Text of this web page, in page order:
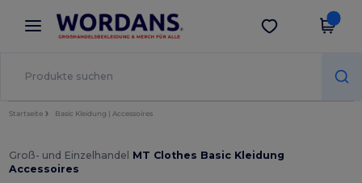
× Wordans App
Bessere Preise in der App!
App holen
Startseite Basic Kleidung | Accessoires
Groß- und Einzelhandel MT Clothes Basic Kleidung
Accessoires